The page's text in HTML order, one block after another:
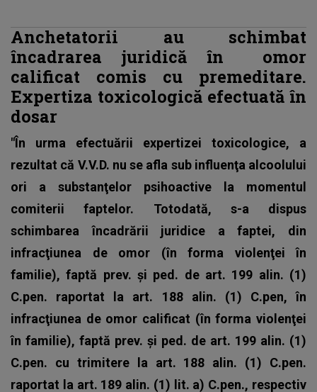
Anchetatorii au schimbat
încadrarea juridică în omor
calificat comis cu premeditare.
Expertiza toxicologică efectuată în
dosar
"În urma efectuării expertizei toxicologice, a
rezultat că V.V.D. nu se afla sub influenţa alcoolului
ori a substanţelor psihoactive la momentul
comiterii faptelor. Totodată, s-a dispus
schimbarea încadrării juridice a faptei, din
infracţiunea de omor (în forma violenţei în
familie), faptă prev. și ped. de art. 199 alin. (1)
C.pen. raportat la art. 188 alin. (1) C.pen, în
infracţiunea de omor calificat (în forma violenţei
în familie), faptă prev. și ped. de art. 199 alin. (1)
C.pen. cu trimitere la art. 188 alin. (1) C.pen.
raportat la art. 189 alin. (1) lit. a) C.pen., respectiv